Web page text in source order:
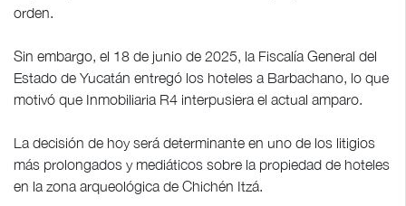
orden.
Sin embargo, el 18 de junio de 2025, la Fiscalía General del
Estado de Yucatán entregó los hoteles a Barbachano, lo que
motivó que Inmobiliaria R4 interpusiera el actual amparo.
La decisión de hoy será determinante en uno de los litigios
más prolongados y mediáticos sobre la propiedad de hoteles
en la zona arqueológica de Chichén Itzá.